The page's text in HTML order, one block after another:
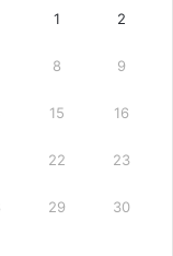
1 2
8 9
15 16
22 23
29 30